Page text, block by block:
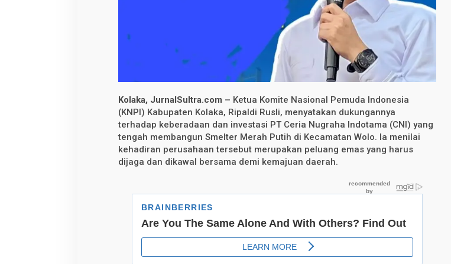
C
I
I
n
v
s
A
n
k
a
g
Kolaka, JurnalSultra.com – Ketua Komite Nasional Pemuda Indonesia
(KNPI) Kabupaten Kolaka, Ripaldi Rusli, menyatakan dukungannya
terhadap keberadaan dan investasi PT Ceria Nugraha Indotama (CNI) yang
tengah membangun Smelter Merah Putih di Kecamatan Wolo. Ia menilai
kehadiran perusahaan tersebut merupakan peluang emas yang harus
dijaga dan dikawal bersama demi kemajuan daerah.